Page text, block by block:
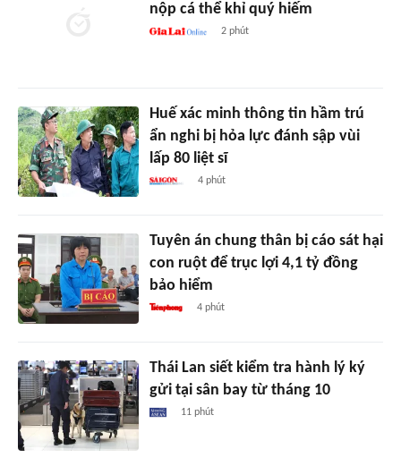
nộp cá thể khỉ quý hiếm
2 phút
Huế xác minh thông tin hầm trú
ẩn nghi bị hỏa lực đánh sập vùi
lấp 80 liệt sĩ
4 phút
Tuyên án chung thân bị cáo sát hại
con ruột để trục lợi 4,1 tỷ đồng
bảo hiểm
4 phút
Thái Lan siết kiểm tra hành lý ký
gửi tại sân bay từ tháng 10
11 phút